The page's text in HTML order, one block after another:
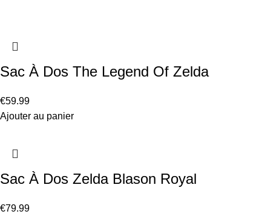
Sac À Dos The Legend Of Zelda
€59.99
Ajouter au panier
Sac À Dos Zelda Blason Royal
€79.99